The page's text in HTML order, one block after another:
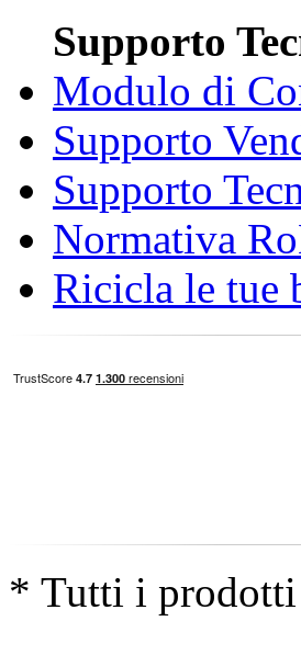
Supporto
Modulo di
Supporto
Supporto
Normativa
Ricicla le tue
* Tutti i prodotti